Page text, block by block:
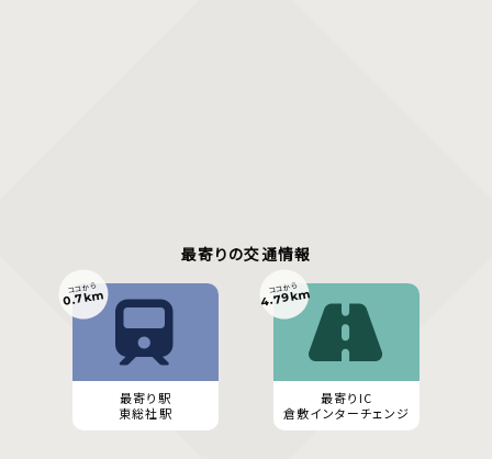
最寄りの交通情報
最寄り駅
東総社駅
ココから
0.7km
最寄りIC
倉敷インターチェンジ
ココから
4.79km